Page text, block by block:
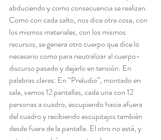
abduciendo y como consecuencia se realizan.
Como con cada salto, nos dice otra cosa, con
los mismos materiales, con los mismos
recursos, se genera otro cuerpo que dice lo
necesario como para neutralizar al cuerpo-
discurso pasado y dejarlo en tensión. En
palabras claras: En “Preludio”, montado en
sala, vemos 12 pantallas, cada una con 12
personas a cuadro, escupiendo hacia afuera
del cuadro y recibiendo escupitajos también
desde fuera de la pantalla. El otro no está, y